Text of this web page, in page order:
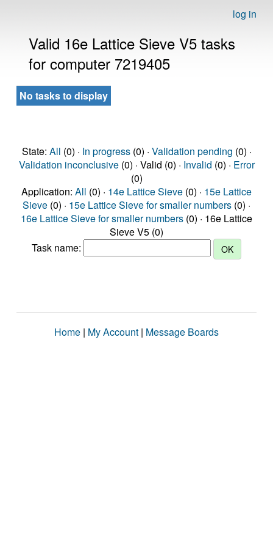
log in
Valid 16e Lattice Sieve V5 tasks
for computer 7219405
No tasks to display
State: All (0) · In progress(0) · Validation pending (0) ·
Validation inconclusive(0) · Valid (0) · Invalid (0) · Error
(0)
Application: All (0) · 14e Lattice Sieve (0) · 15e Lattice
Sieve (0) · 15e Lattice Sieve for smaller numbers (0) ·
16e Lattice Sieve for smaller numbers (0) · 16e Lattice
Sieve V5 (0)
Task name:
Home | My Account | Message Boards